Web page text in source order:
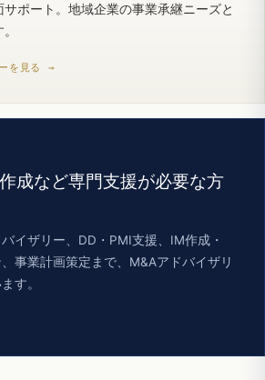
ポート。地域企業の事業承継ニーズと
を見る →
成など専門支援が必要な方
イザリー、DD・PMI支援、IM作成・
事業計画策定まで、M&Aアドバイザリ
す。